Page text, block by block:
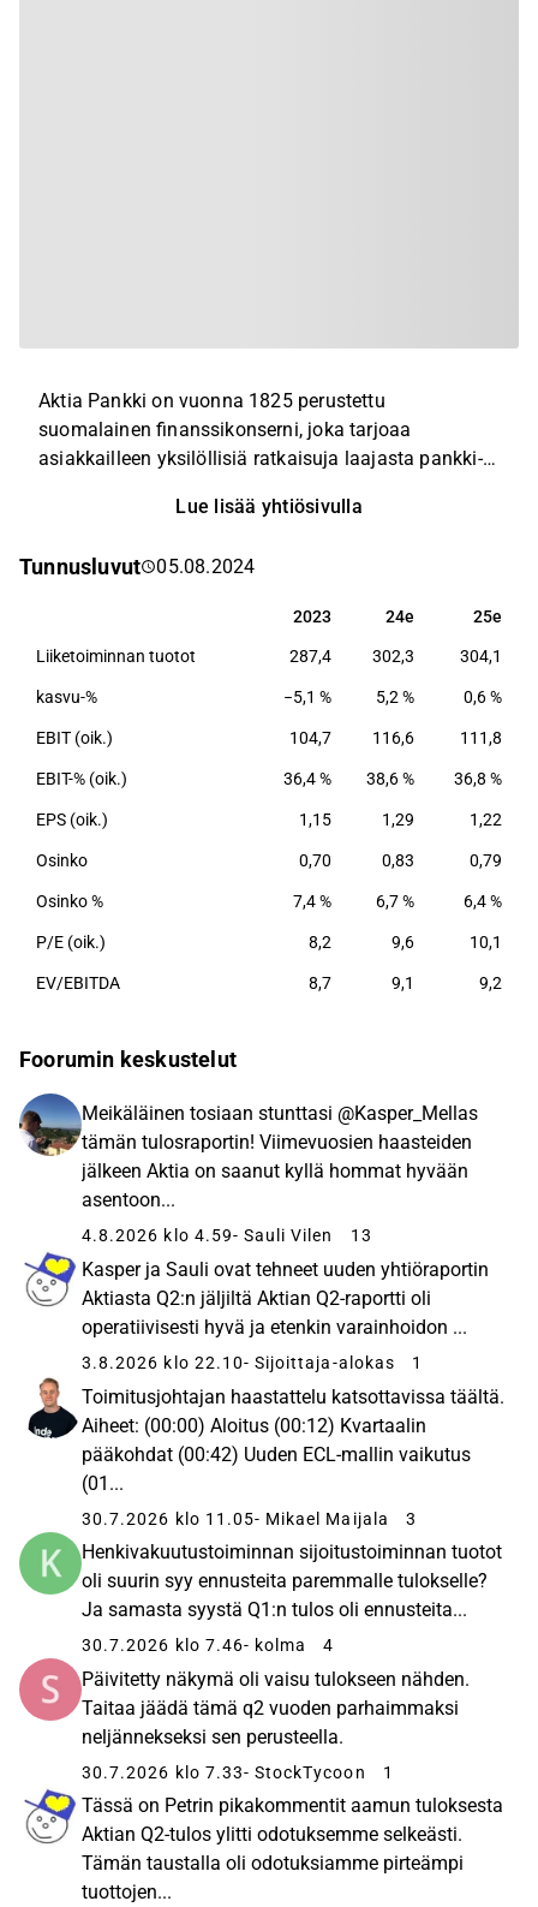
Aktia Pankki on vuonna 1825 perustettu
suomalainen finanssikonserni, joka tarjoaa
asiakkailleen yksilöllisiä ratkaisuja laajasta pankki-,
valikoimastaan. Konsernin maantieteellinen
Lue lisää yhtiösivulla
Tunnusluvut 05.08.2024
2023 24e 25e
2023 24e 25e
Liiketoiminnan tuotot 287,4 302,3 304,1
kasvu-% −5,1 % 5,2 % 0,6 %
EBIT (oik.) 104,7 116,6 111,8
EBIT-% (oik.) 36,4 % 38,6 % 36,8 %
EPS (oik.) 1,15 1,29 1,22
Osinko 0,70 0,83 0,79
Osinko % 7,4 % 6,7 % 6,4 %
P/E (oik.) 8,2 9,6 10,1
EV/EBITDA 8,7 9,1 9,2
Foorumin keskustelut
Meikäläinen tosiaan stunttasi @Kasper_Mellas
tämän tulosraportin! Viimevuosien haasteiden
jälkeen Aktia on saanut kyllä hommat hyvään
asentoon...
4.8.2026 klo 4.59- Sauli Vilen 13
Kasper ja Sauli ovat tehneet uuden yhtiöraportin
Aktiasta Q2:n jäljiltä Aktian Q2-raportti oli
operatiivisesti hyvä ja etenkin varainhoidon ...
3.8.2026 klo 22.10- Sijoittaja-alokas 1
Toimitusjohtajan haastattelu katsottavissa täältä.
Aiheet: (00:00) Aloitus (00:12) Kvartaalin
pääkohdat (00:42) Uuden ECL-mallin vaikutus
(01...
30.7.2026 klo 11.05- Mikael Maijala 3
Henkivakuutustoiminnan sijoitustoiminnan tuotot
oli suurin syy ennusteita paremmalle tulokselle?
Ja samasta syystä Q1:n tulos oli ennusteita...
30.7.2026 klo 7.46- kolma 4
Päivitetty näkymä oli vaisu tulokseen nähden.
Taitaa jäädä tämä q2 vuoden parhaimmaksi
neljännekseksi sen perusteella.
30.7.2026 klo 7.33- StockTycoon 1
Tässä on Petrin pikakommentit aamun tuloksesta
Aktian Q2-tulos ylitti odotuksemme selkeästi.
Tämän taustalla oli odotuksiamme pirteämpi
tuottojen...